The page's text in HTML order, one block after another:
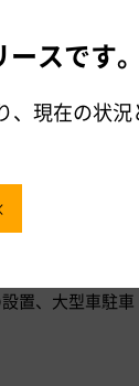
ください。
置、大型車駐車
ースです
、現在の状況